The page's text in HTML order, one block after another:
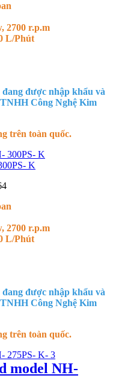
2700 r.p.m
L/Phút
được nhập khẩu và
Công Nghệ Kim
trên toàn quốc.
K
2700 r.p.m
L/Phút
được nhập khẩu và
Công Nghệ Kim
trên toàn quốc.
model NH-